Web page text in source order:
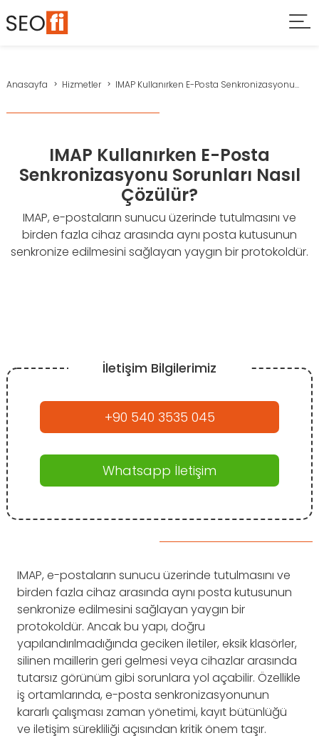
Anasayfa Hizmetler IMAP Kullanırken E-Posta Senkronizasyonu...
IMAP Kullanırken E-Posta
Senkronizasyonu Sorunları Nasıl
Çözülür?
IMAP, e-postaların sunucu üzerinde tutulmasını ve
birden fazla cihaz arasında aynı posta kutusunun
senkronize edilmesini sağlayan yaygın bir protokoldür.
İletişim Bilgilerimiz
+90 540 3535 045
Whatsapp İletişim
IMAP, e-postaların sunucu üzerinde tutulmasını ve
birden fazla cihaz arasında aynı posta kutusunun
senkronize edilmesini sağlayan yaygın bir
protokoldür. Ancak bu yapı, doğru
yapılandırılmadığında geciken iletiler, eksik klasörler,
silinen maillerin geri gelmesi veya cihazlar arasında
tutarsız görünüm gibi sorunlara yol açabilir. Özellikle
iş ortamlarında, e-posta senkronizasyonunun
kararlı çalışması zaman yönetimi, kayıt bütünlüğü
ve iletişim sürekliliği açısından kritik önem taşır.